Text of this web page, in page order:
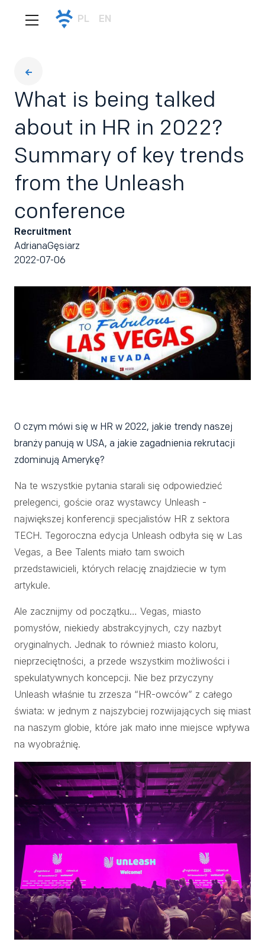
PL EN
What is being talked
about in HR in 2022?
Summary of key trends
from the Unleash
conference
Recruitment
AdrianaGęsiarz
2022-07-06
O czym mówi się w HR w 2022, jakie trendy naszej
branży panują w USA, a jakie zagadnienia rekrutacji
zdominują Amerykę?
Na te wszystkie pytania starali się odpowiedzieć
prelegenci, goście oraz wystawcy Unleash -
największej konferencji specjalistów HR z sektora
TECH. Tegoroczna edycja Unleash odbyła się w Las
Vegas, a Bee Talents miało tam swoich
przedstawicieli, których relację znajdziecie w tym
artykule.
Ale zacznijmy od początku… Vegas, miasto
pomysłów, niekiedy abstrakcyjnych, czy nazbyt
oryginalnych. Jednak to również miasto koloru,
nieprzeciętności, a przede wszystkim możliwości i
spekulatywnych koncepcji. Nie bez przyczyny
Unleash właśnie tu zrzesza “HR-owców” z całego
świata: w jednym z najszybciej rozwijających się miast
na naszym globie, które jak mało inne miejsce wpływa
na wyobraźnię.